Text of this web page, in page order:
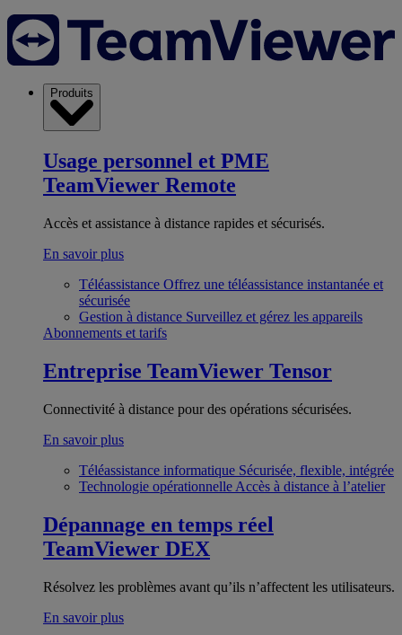
Produits
Usage personnel et PME
TeamViewer Remote
Accès et assistance à distance rapides et sécurisés.
En savoir plus
Téléassistance Offrez une téléassistance instantanée et
sécurisée
Gestion à distance Surveillez et gérez les appareils
Abonnements et tarifs
Entreprise TeamViewer Tensor
Connectivité à distance pour des opérations sécurisées.
En savoir plus
Téléassistance informatique Sécurisée, flexible, intégrée
Technologie opérationnelle Accès à distance à l’atelier
Dépannage en temps réel
TeamViewer DEX
Résolvez les problèmes avant qu’ils n’affectent les utilisateurs.
En savoir plus